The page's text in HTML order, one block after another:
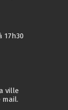
17h30
ville